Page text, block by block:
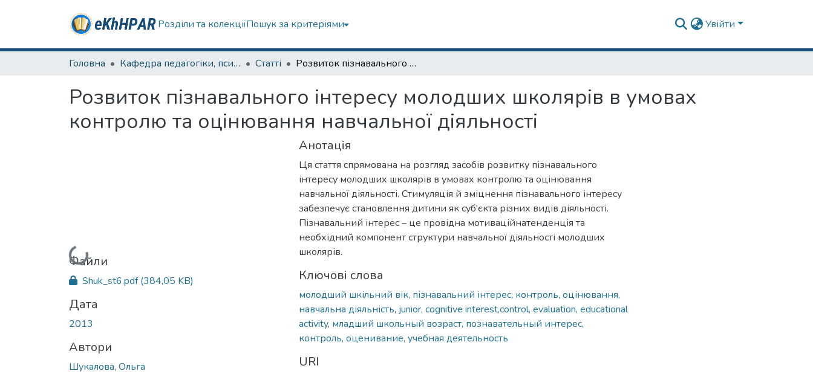
Розділи та колекціїПошук за критеріями Увійти
Головна Кафедра педагогіки, психології, початкової освіти та освітнього менеджменту Статті Розвиток пізнавального інтересу молодших школярів в умовах контролю та оцінювання навчальної діяльності
Розвиток пізнавального інтересу молодших школярів в умовах
контролю та оцінювання навчальної діяльності
Вантажиться...
Файли
Shuk_st6.pdf(384,05 KB)
Дата
2013
Автори
Шукалова, Ольга
Анотація
Ця стаття спрямована на розгляд засобів розвитку пізнавального
інтересу молодших школярів в умовах контролю та оцінювання
навчальної діяльності. Стимуляція й зміцнення пізнавального інтересу
забезпечує становлення дитини як суб'єкта різних видів діяльності.
Пізнавальний інтерес – це провідна мотиваційнатенденція та
необхідний компонент структури навчальної діяльності молодших
школярів.
Ключові слова
молодший шкільний вік, пізнавальний інтерес, контроль, оцінювання,
навчальна діяльність, junior, cognitive interest,control, evaluation, educational
activity, младший школьный возраст, познавательный интерес,
контроль, оценивание, учебная деятельность
URI